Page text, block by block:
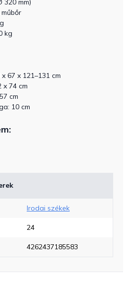
320 mm)
kg
67 x 121–131 cm
x 74 cm
cm
10 cm
Irodai székek
24
4262437185583